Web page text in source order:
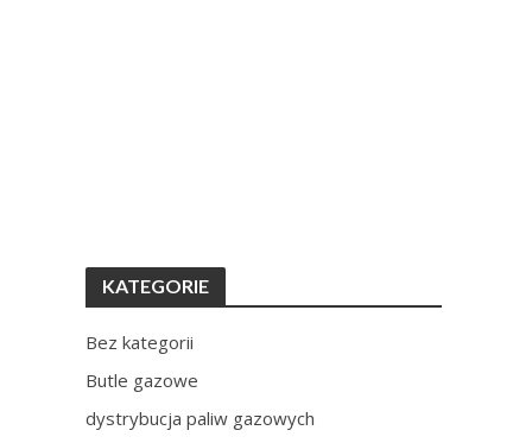
KATEGORIE
Bez kategorii
Butle gazowe
dystrybucja paliw gazowych